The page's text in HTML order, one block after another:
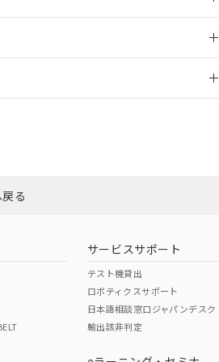
カ
る
サービスサポート
テスト機貸出
ロボティクスサポート
日本語相談窓口ジャパンデスク
輸出該非判定